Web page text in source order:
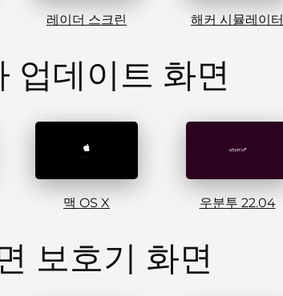
레이더 스크린 해커 시뮬레이터
업데이트 화면
맥 OS X 우분투 22.04
보호기 화면